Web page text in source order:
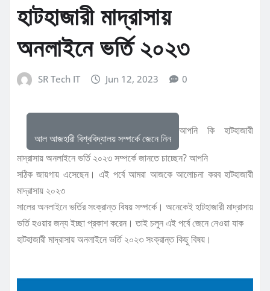
হাটহাজারী মাদ্রাসায়
অনলাইনে ভর্তি ২০২৩
SR Tech IT Jun 12, 2023 0
আল আজহারী বিশ্ববিদ্যালয় সম্পর্কে জেনে নিন
আপনি কি হাটহাজারী
মাদ্রাসায় অনলাইনে ভর্তি ২০২৩ সম্পর্কে জানতে চাচ্ছেন? আপনি
সঠিক জায়গায় এসেছেন। এই পর্বে আমরা আজকে আলোচনা করব হাটহাজারী
মাদ্রাসায় ২০২৩
সালের অনলাইনে ভর্তির সংক্রান্ত বিষয় সম্পর্কে। অনেকেই হাটহাজারী মাদ্রাসায়
ভর্তি হওয়ার জন্য ইচ্ছা প্রকাশ করেন। তাই চলুন এই পর্বে জেনে নেওয়া যাক
হাটহাজারী মাদ্রাসায় অনলাইনে ভর্তি ২০২৩ সংক্রান্ত কিছু বিষয়।